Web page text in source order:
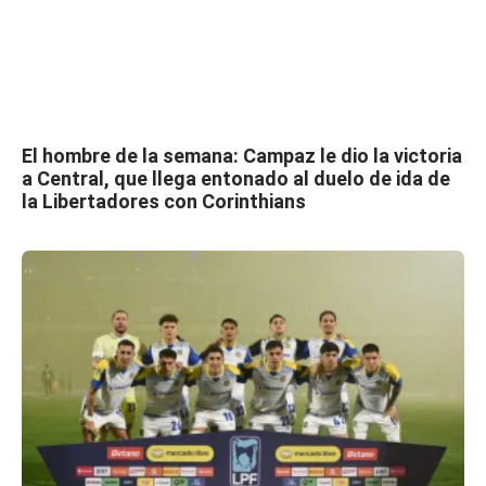
El hombre de la semana: Campaz le dio la victoria
a Central, que llega entonado al duelo de ida de
la Libertadores con Corinthians